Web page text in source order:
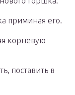
приминая его.
корневую
поставить в